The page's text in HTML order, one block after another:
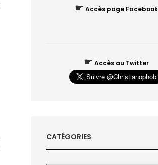
☛ Accès page Facebook
☛ Accès au Twitter
CATÉGORIES